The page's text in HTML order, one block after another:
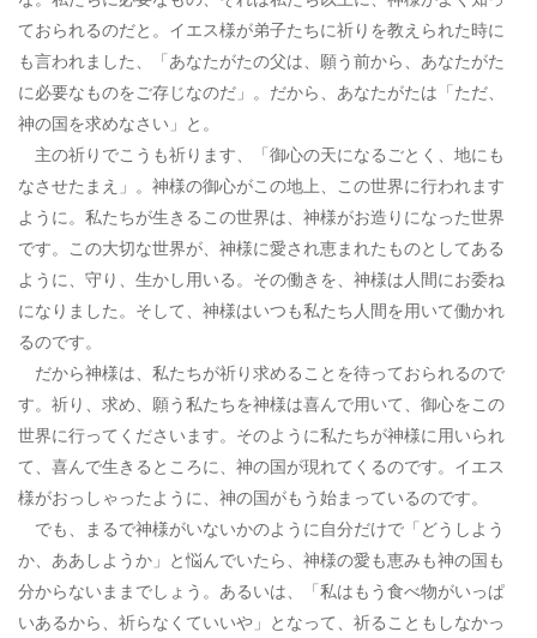
ておられるのだと。イエス様が弟子たちに祈りを教えられた時に
も言われました、「あなたがたの父は、願う前から、あなたがた
に必要なものをご存じなのだ」。だから、あなたがたは「ただ、
神の国を求めなさい」と。
主の祈りでこうも祈ります、「御心の天になるごとく、地にも
なさせたまえ」。神様の御心がこの地上、この世界に行われます
ように。私たちが生きるこの世界は、神様がお造りになった世界
です。この大切な世界が、神様に愛され恵まれたものとしてある
ように、守り、生かし用いる。その働きを、神様は人間にお委ね
になりました。そして、神様はいつも私たち人間を用いて働かれ
るのです。
だから神様は、私たちが祈り求めることを待っておられるので
す。祈り、求め、願う私たちを神様は喜んで用いて、御心をこの
世界に行ってくださいます。そのように私たちが神様に用いられ
て、喜んで生きるところに、神の国が現れてくるのです。イエス
様がおっしゃったように、神の国がもう始まっているのです。
でも、まるで神様がいないかのように自分だけで「どうしよう
か、ああしようか」と悩んでいたら、神様の愛も恵みも神の国も
分からないままでしょう。あるいは、「私はもう食べ物がいっぱ
いあるから、祈らなくていいや」となって、祈ることもしなかっ